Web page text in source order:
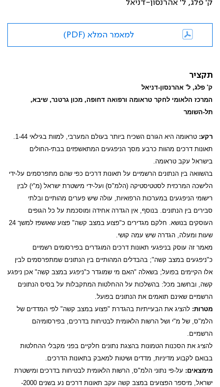
ק' פלג, ל' אהרנסון-דניאל
למאמר המלא (PDF)
תקציר
ק' פלג, ל' אהרנסון-דניאל
המרכז הלאומי לחקר טראומה ורפואה דחופה, מכון גרטנר, שיבא,
תל-השומר
רקע:
טראומה היא הגורם השכיח ביותר בעולם המערבי, למוות בגילאי 1-44.
תאונות דרכים מהוות כרבע מסך הניפגעים המתאשפזים בבתי-החולים
בישראל עקב טראומה.
בהשוואה בין הנתונים הרשמיים על תאונות דרכים כפי שהם מתפרסמים על-ידי
הלישכה המרכזית לסטטיסטיקה (הלמ"ס) ועל-ידי מישטרת ישראל (מ"י) לבין
רישומי הניפגעים במערכות הרפואיות, עולה שיש פערים מהותיים ובלתי
סבירים בין הנתונים. בנוסף, אין הגדרה אחידה ומוסכמת על כל הגופים
העוסקים בנושא. חלקם מגדירים כ"פצוע במצב קשה" פצוע שאושפז למשך 24
שעות ומעלה, הגדרה שיש עמה קושי.
מאמר זה עוסק בניפגעי תאונות דרכים המוגדרים בפירסומים רשמיים
כ"ניפגעים במצב קשה"; בהבדלים המהותיים בין הנתונים שמתפרסמים לבין
אלו הקיימים בפועל; בשאלה "האם מי שמוגדר כ"ניפגע במצב קשה" אכן ניפגע
קשה, ובחשוב מכל: בהשלכות על ההחלטות המתקבלות על בסיס הנתונים
הרשמיים שאינם תואמים את הנתונים בפועל.
מטרות: להציג את הבעייתיות בהגדרת "פצוע במצב קשה" לפי המדדים של
הלמ"ס, של מ"י ושל הרשות הלאומית לבטיחות בדרכים, בפירסומיהם
הרשמיים.
להציג את הסכנות הטמונות בהצגת נתונים חלקיים בפני מקבלי ההחלטות
בבואם לקבוע מדיניות, מדדים ושיטות למאבק בתאונות הדרכים.
מימצאים: על-פי נתוני הלמ"ס, הרשות הלאומית לבטיחות בדרכים ומישטרת
ישראל, מיספר הפצועים במצב קשה עקב תאונות דרכים נע בשנים 2000-